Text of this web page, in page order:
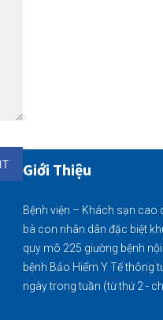
Giới Thiệu
Bệnh viện – Khách sạn cao
bà con nhân dân đặc biệt
quy mô 225 giường bệnh
bệnh Bảo Hiểm Y Tế thông
ngày trong tuần (từ thứ 2 -